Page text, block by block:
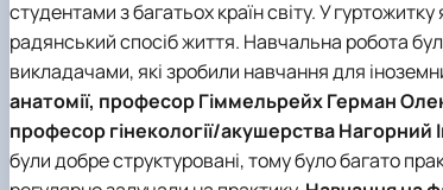
студентами з багатьох країн світу. У
радянський спосіб життя. Навчальна робота
викладачами, які зробили навчання для
анатомії, професор Гіммельрейх Герман
професор гінекології/акушерства
були добре структуровані, тому було багато